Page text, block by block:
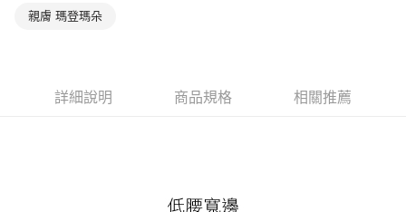
【注意事項】
１．透過由恩沛科技股份有限公司提供之「AFTEE先享後付」服務完成之交
https://aftee.tw/terms/#terms3
３．未成年的使用者請事先徵得法定代理人或監護人之同意方可使用
５．嚴禁一人註冊多個帳號或使用他人資訊註冊。若發現惡意使用之情形，
每筆NT$90，滿NT$1,000(含以上)免運費
每筆NT$150，滿NT$2,000(含以上)免運費
親膚 瑪登瑪朵
詳細說明 商品規格 相關推薦